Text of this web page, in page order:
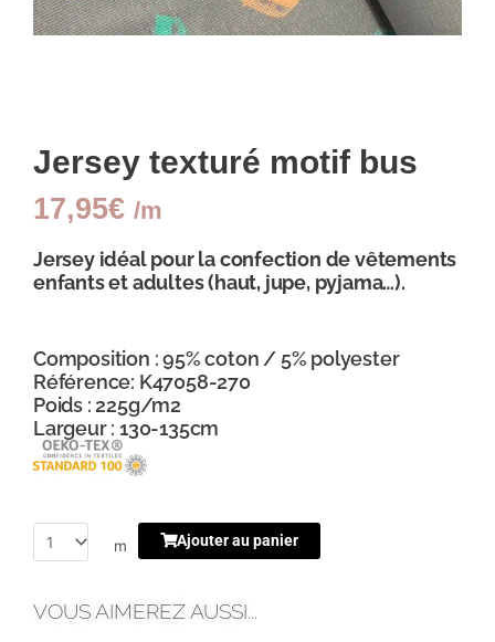
Jersey texturé motif bus
17,95€ /m
Jersey idéal pour la confection de vêtements
enfants et adultes (haut, jupe, pyjama…).
Composition : 95% coton / 5% polyester
Référence: K47058-270
Poids : 225g/m2
Largeur : 130-135cm
m Ajouter au panier
VOUS AIMEREZ AUSSI...